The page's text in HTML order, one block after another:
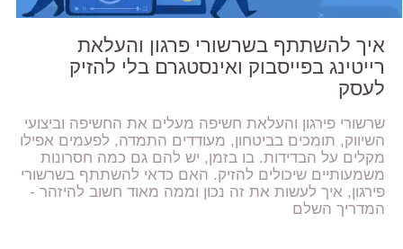
איך להשתתף בשרשורי פרגון והעלאת
רייטינג בפייסבוק ואינסטגרם בלי להזיק
לעסק
שרשורי פירגון והעלאת חשיפה מעלים את החשיפה וביצועי
השיווק, תומכים בביטחון, מעודדים התמדה, לפעמים אפילו
מקלים על הבדידות. בו בזמן, יש להם גם כמה חסרונות
משמעותיים שיכולים להזיק. האם כדאי להשתתף בשרשורי
פירגון, איך לעשות את זה נכון וממה מאוד חשוב להיזהר -
המדריך השלם